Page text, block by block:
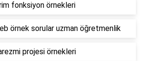
fonksiyon örnekleri
örnek sorular uzman öğretmenlik
projesi örnekleri